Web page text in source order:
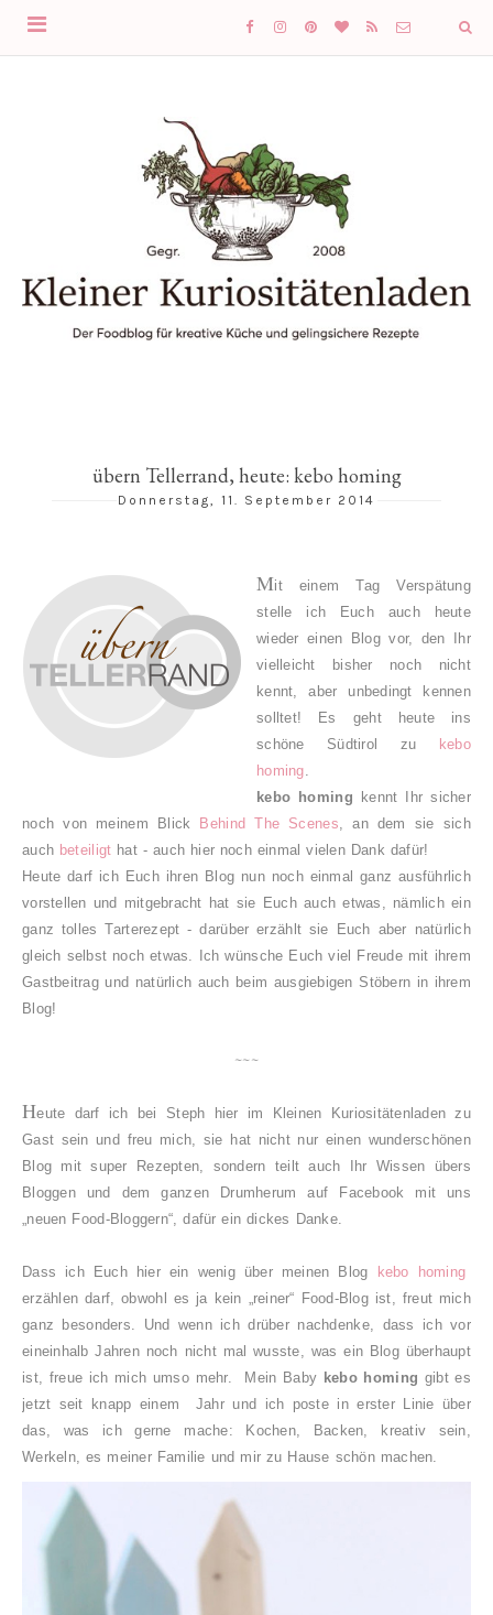
übern Tellerrand, heute: kebo homing
Donnerstag, 11. September 2014
Mit einem Tag Verspätung
stelle ich Euch auch heute
wieder einen Blog vor, den Ihr
vielleicht bisher noch nicht
kennt, aber unbedingt kennen
solltet! Es geht heute ins
schöne Südtirol zu
kebo
homing.
kebo homing kennt Ihr sicher
noch von meinem Blick
Behind The Scenes, an dem sie sich
auch beteiligt hat - auch hier noch einmal vielen Dank dafür!
Heute darf ich Euch ihren Blog nun noch einmal ganz ausführlich
vorstellen und mitgebracht hat sie Euch auch etwas, nämlich ein
ganz tolles Tarterezept - darüber erzählt sie Euch aber natürlich
gleich selbst noch etwas. Ich wünsche Euch viel Freude mit ihrem
Gastbeitrag und natürlich auch beim ausgiebigen Stöbern in ihrem
Blog!
~~~
Heute darf ich bei Steph hier im Kleinen Kuriositätenladen zu
Gast sein und freu mich, sie hat nicht nur einen wunderschönen
Blog mit super Rezepten, sondern teilt auch Ihr Wissen übers
Bloggen und dem ganzen Drumherum auf Facebook mit uns
„neuen Food-Bloggern“, dafür ein dickes Danke.
Dass ich Euch hier ein wenig über meinen Blog
kebo homing
erzählen darf, obwohl es ja kein „reiner“ Food-Blog ist, freut mich
ganz besonders. Und wenn ich drüber nachdenke, dass ich vor
eineinhalb Jahren noch nicht mal wusste, was ein Blog überhaupt
ist, freue ich mich umso mehr. Mein Baby kebo homing gibt es
jetzt seit knapp einem Jahr und ich poste in erster Linie über
das, was ich gerne mache: Kochen, Backen, kreativ sein,
Werkeln, es meiner Familie und mir zu Hause schön machen.